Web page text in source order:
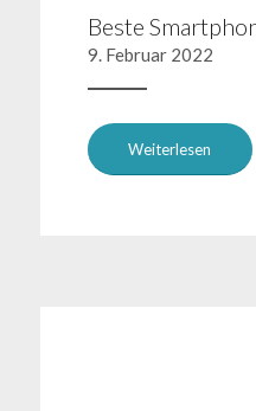
Beste
9. Februar 2022
Weiterlesen